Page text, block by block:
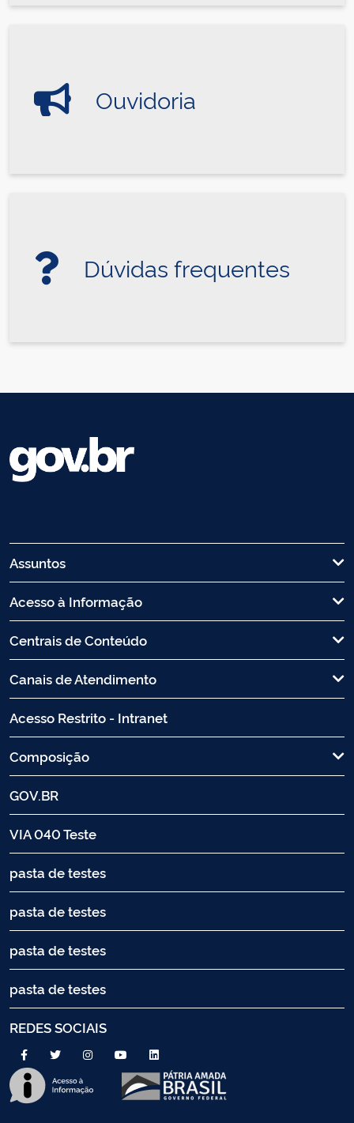
Ouvidoria
Dúvidas frequentes
Assuntos
Acesso à Informação
Centrais de Conteúdo
Canais de Atendimento
Acesso Restrito - Intranet
Composição
GOV.BR
VIA 040 Teste
pasta de testes
pasta de testes
pasta de testes
pasta de testes
REDES SOCIAIS